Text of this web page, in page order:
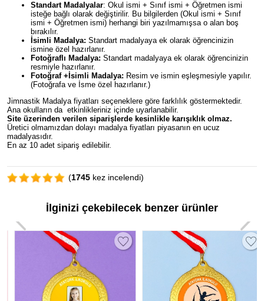
Standart Madalyalar: Okul ismi + Sınıf ismi + Öğretmen ismi
isteğe bağlı olarak değiştirilir. Bu bilgilerden (Okul ismi + Sınıf
ismi + Öğretmen ismi) herhangi biri yazılmamışsa o alan boş
bırakılır.
İsimli Madalya: Standart madalyaya ek olarak öğrencinizin
ismine özel hazırlanır.
Fotoğraflı Madalya: Standart madalyaya ek olarak öğrencinizin
resmiyle hazırlanır.
Fotoğraf +İsimli Madalya: Resim ve ismin eşleşmesiyle yapılır.
(Fotoğrafa ve İsme özel hazırlanır.)
Jimnastik Madalya fiyatları seçeneklere göre farklılık göstermektedir.
Ana okulların da etkinlikleriniz içinde uyarlanabilir.
Site üzerinden verilen siparişlerde kesinlikle karışıklık olmaz.
Üretici olmamızdan dolayı madalya fiyatları piyasanın en ucuz
madalyasıdır.
En az 10 adet sipariş edilebilir.
(1745 kez incelendi)
İlginizi çekebilecek benzer ürünler